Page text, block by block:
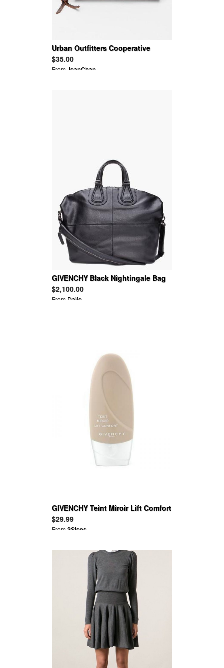
Urban Outfitters Cooperative
Sequin Appliqué Wallet
$35.00
From JeanChan
GIVENCHY Black Nightingale Bag
$2,100.00
From Daije
GIVENCHY Teint Miroir Lift Comfort
$29.99
From3Steps